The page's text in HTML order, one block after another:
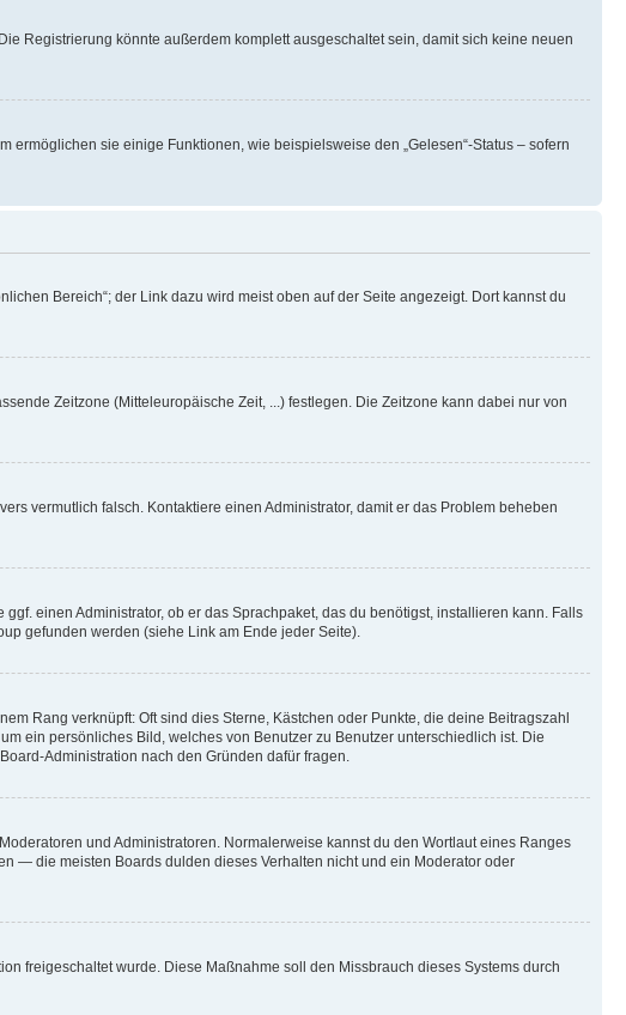
Registrierung könnte außerdem komplett ausgeschaltet sein, damit sich keine neuen
ermöglichen sie einige Funktionen, wie beispielsweise den „Gelesen“-Status – sofern
Bereich“; der Link dazu wird meist oben auf der Seite angezeigt. Dort kannst du
Zeitzone (Mitteleuropäische Zeit, ...) festlegen. Die Zeitzone kann dabei nur von
vermutlich falsch. Kontaktiere einen Administrator, damit er das Problem beheben
einen Administrator, ob er das Sprachpaket, das du benötigst, installieren kann. Falls
gefunden werden (siehe Link am Ende jeder Seite).
Rang verknüpft: Oft sind dies Sterne, Kästchen oder Punkte, die deine Beitragszahl
ein persönliches Bild, welches von Benutzer zu Benutzer unterschiedlich ist. Die
Administration nach den Gründen dafür fragen.
und Administratoren. Normalerweise kannst du den Wortlaut eines Ranges
— die meisten Boards dulden dieses Verhalten nicht und ein Moderator oder
freigeschaltet wurde. Diese Maßnahme soll den Missbrauch dieses Systems durch